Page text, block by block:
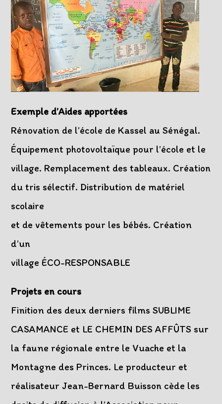
Exemple d’Aides apportées
Rénovation de l’école de Kassel au Sénégal.
Équipement photovoltaïque pour l’école et le
village. Remplacement des tableaux. Création
du tris sélectif. Distribution de matériel
scolaire
et de vêtements pour les bébés. Création
d’un
village ÉCO-RESPONSABLE
Projets en cours
Finition des deux derniers films SUBLIME
CASAMANCE et LE CHEMIN DES AFFÛTS sur
la faune régionale entre le Vuache et la
Montagne des Princes. Le producteur et
réalisateur Jean-Bernard Buisson cède les